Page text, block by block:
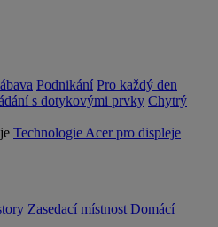
Podnikání Pro každý den
s dotykovými prvky Chytrý
Technologie Acer pro displeje
Zasedací místnost Domácí